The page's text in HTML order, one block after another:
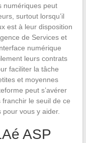
numériques peut
surtout lorsqu’il
est à leur disposition
de Services et
numérique
leurs contrats
faciliter la tâche
et moyennes
peut s’avérer
le seuil de ce
vous y aider.
ASP